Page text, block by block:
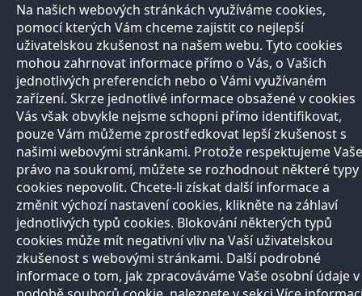
Na našich webových stránkách využíváme cookies,
pomocí kterých Vám chceme zajistit co nejlepší
uživatelskou zkušenost na našem webu. Tyto cookies
mohou zahrnovat informace přímo o Vás, o Vašich
jednotlivých preferencích nebo o Vámi využívaném
zařízení. Skrze jednotlivé informace obsažené v cookies
Vás však obvykle nejsme schopni přímo identifikovat,
pouze Vám můžeme zprostředkovat lepší zkušenost s
našimi webovými stránkami. Protože respektujeme Vaše
právo na soukromí, můžete se rozhodnout některé typy
cookies nepovolit. Chcete-li získat další informace a
změnit výchozí nastavení cookies, klikněte na záhlaví
jednotlivých typů cookies. Blokování některých typů
cookies může mít negativní vliv na Vaší uživatelskou
zkušenost s webovými stránkami. Další podrobné
informace o tom, jak zpracováváme Vaše osobní údaje v